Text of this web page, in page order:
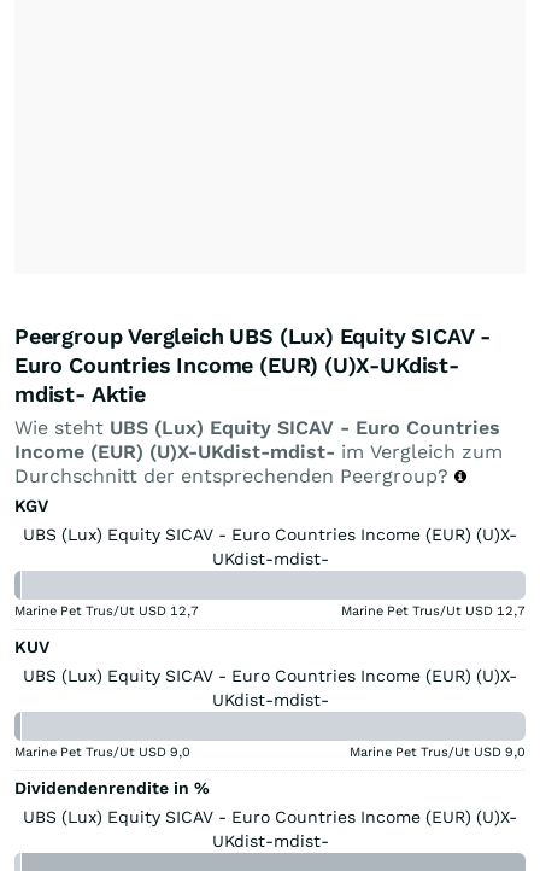
Peergroup Vergleich UBS (Lux) Equity SICAV -
Euro Countries Income (EUR) (U)X-UKdist-
mdist- Aktie
Wie steht UBS (Lux) Equity SICAV - Euro Countries
Income (EUR) (U)X-UKdist-mdist- im Vergleich zum
Durchschnitt der entsprechenden Peergroup?
KGV
UBS (Lux) Equity SICAV - Euro Countries Income (EUR) (U)X-
UKdist-mdist-
Marine Pet Trus/Ut USD 12,7 Marine Pet Trus/Ut USD 12,7
KUV
UBS (Lux) Equity SICAV - Euro Countries Income (EUR) (U)X-
UKdist-mdist-
Marine Pet Trus/Ut USD 9,0 Marine Pet Trus/Ut USD 9,0
Dividendenrendite in %
UBS (Lux) Equity SICAV - Euro Countries Income (EUR) (U)X-
UKdist-mdist-